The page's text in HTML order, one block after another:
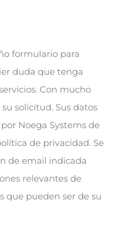
formulario para
duda que tenga
Con mucho
solicitud. Sus datos
Noega Systems de
de privacidad. Se
de email indicada
relevantes de
que pueden ser de su